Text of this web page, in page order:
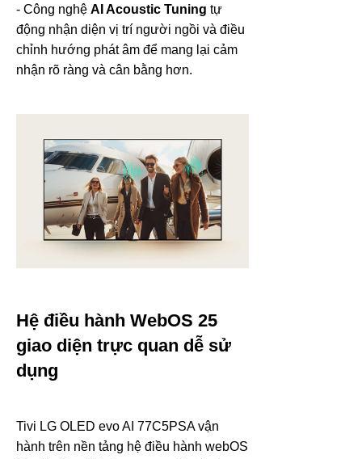
- Công nghệ AI Acoustic Tuning tự
động nhận diện vị trí người ngồi và điều
chỉnh hướng phát âm để mang lại cảm
nhận rõ ràng và cân bằng hơn.
Hệ điều hành WebOS 25
giao diện trực quan dễ sử
dụng
Tivi LG OLED evo AI 77C5PSA vận
hành trên nền tảng hệ điều hành webOS